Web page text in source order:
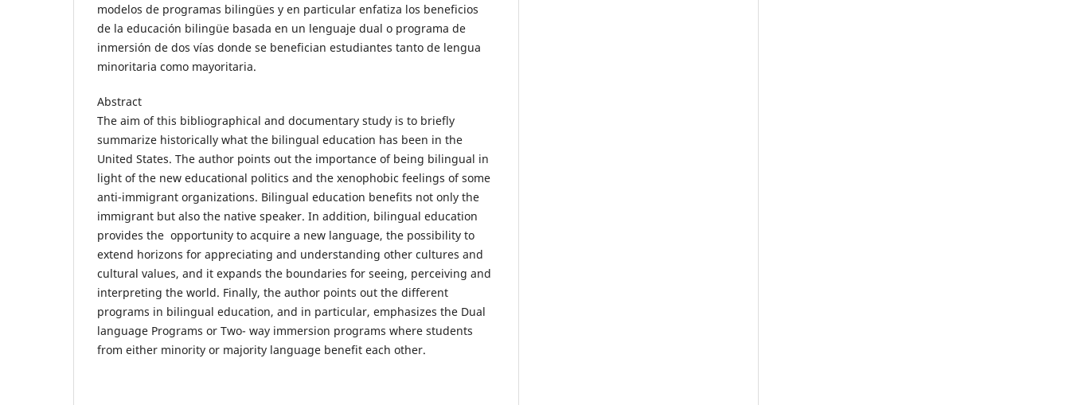
modelos de programas bilingües y en particular enfatiza los beneficios
de la educación bilingüe basada en un lenguaje dual o programa de
inmersión de dos vías donde se benefician estudiantes tanto de lengua
minoritaria como mayoritaria.
Abstract
The aim of this bibliographical and documentary study is to briefly
summarize historically what the bilingual education has been in the
United States. The author points out the importance of being bilingual in
light of the new educational politics and the xenophobic feelings of some
anti-immigrant organizations. Bilingual education benefits not only the
immigrant but also the native speaker. In addition, bilingual education
provides the opportunity to acquire a new language, the possibility to
extend horizons for appreciating and understanding other cultures and
cultural values, and it expands the boundaries for seeing, perceiving and
interpreting the world. Finally, the author points out the different
programs in bilingual education, and in particular, emphasizes the Dual
language Programs or Two- way immersion programs where students
from either minority or majority language benefit each other.